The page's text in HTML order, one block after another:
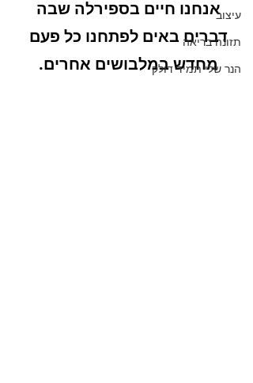
עיצוב
תזונה בריאה
הנר שלי תמיד דולק
אנחנו חיים בספירלה שבה
דברים באים לפתחנו כל פעם
מחדש במלבושים אחרים.